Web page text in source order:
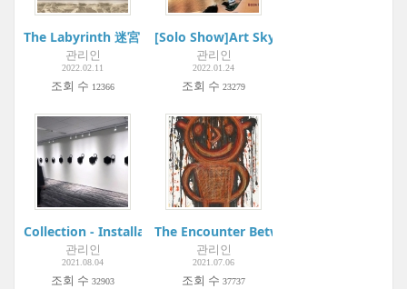
The Labyrinth 迷宮 - Painting and Aesthetics | One·Edition
관리인
2022.02.11
조회 수 12366
[Solo Show]Art Skybrige | BODA
관리인
2022.01.24
조회 수 23279
Collection - Installation
관리인
2021.08.04
조회 수 32903
The Encounter Between Hanguel and
관리인
2021.07.06
조회 수 37737